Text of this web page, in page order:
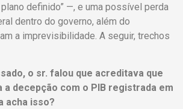
definido” —, e uma possível perda
dentro do governo, além do
a imprevisibilidade. A seguir, trechos
o sr. falou que acreditava que
a decepção com o PIB registrada em
acha isso?